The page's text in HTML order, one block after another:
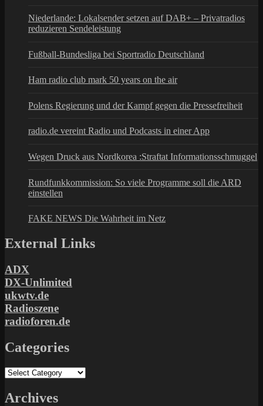
Niederlande: Lokalsender setzen auf DAB+ – Privatradios
reduzieren Sendeleistung
Fußball-Bundesliga bei Sportradio Deutschland
Ham radio club mark 50 years on the air
Polens Regierung und der Kampf gegen die Pressefreiheit
radio.de vereint Radio und Podcasts in einer App
Wegen Druck aus Nordkorea :Straftat Informationsschmuggel
Rundfunkkommission: So viele Programme soll die ARD
einstellen
FAKE NEWS Die Wahrheit im Netz
External Links
ADX
DX-Unlimited
ukwtv.de
Radioszene
radioforen.de
Categories
Categories
Archives